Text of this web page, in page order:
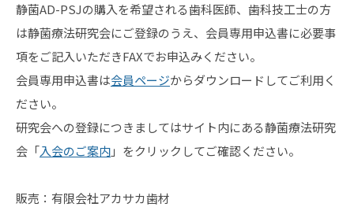
静菌AD-PSJの購入を希望される歯科医師、歯科技工士の方
は静菌療法研究会にご登録のうえ、会員専用申込書に必要事
項をご記入いただきFAXでお申込みください。
会員専用申込書は会員ページからダウンロードしてご利用く
ださい。
研究会への登録につきましてはサイト内にある静菌療法研究
会「入会のご案内」をクリックしてご確認ください。
販売：有限会社アカサカ歯材